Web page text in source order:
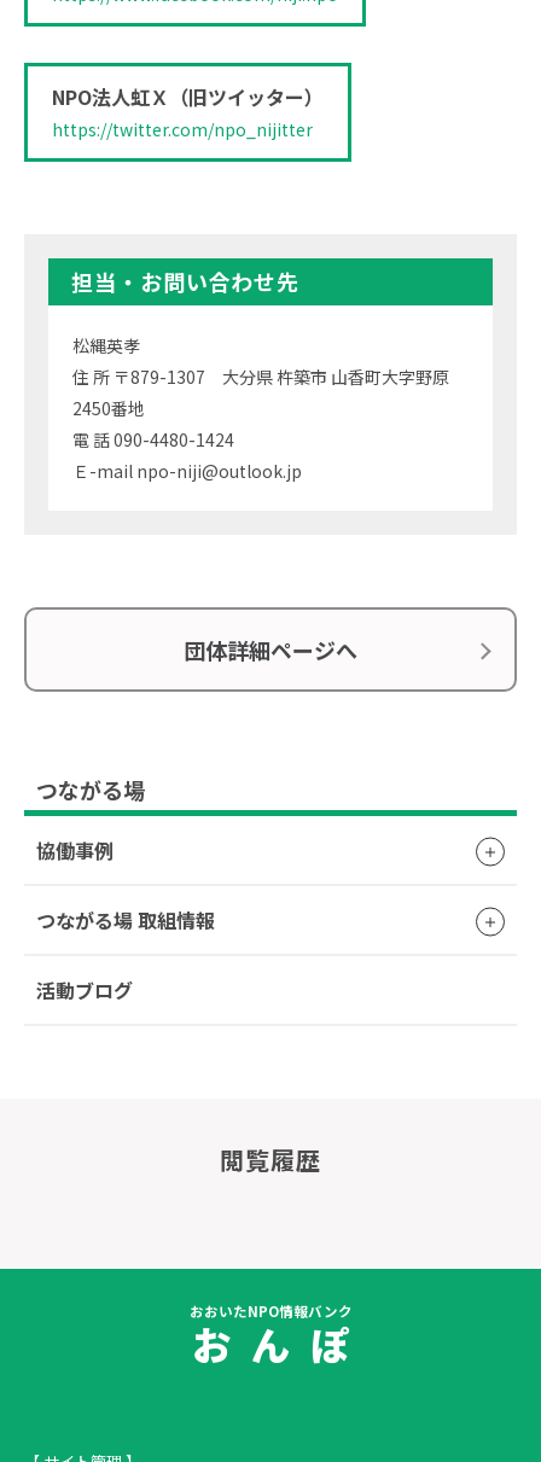
NPO法人虹Ｘ（旧ツイッター）
https://twitter.com/npo_nijitter
担当・お問い合わせ先
松縄英孝
住 所 〒879-1307 大分県 杵築市 山香町大字野原
2450番地
電 話 090-4480-1424
Ｅ-mail npo-niji@outlook.jp
団体詳細ページへ
つながる場
協働事例
つながる場 取組情報
活動ブログ
閲覧履歴
おおいたNPO情報バンク
お ん ぽ